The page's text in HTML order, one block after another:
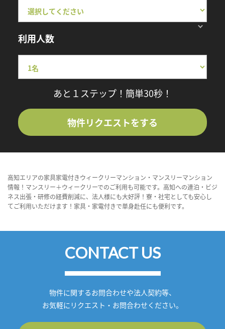
利用人数
あと１ステップ！簡単30秒！
物件リクエストをする
高知エリアの家具家電付きウィークリーマンション・マンスリーマンション
情報！マンスリー＋ウィークリーでのご利用も可能です。高知への連泊・ビジ
ネス出張・研修の経費削減に、法人様にも大好評！寮・社宅としても安心し
てご利用いただけます！家具・家電付きで単身赴任にも便利です。
CONTACT US
物件に関するお問合わせや法人契約等、
お気軽にリクエスト・お問合わせください。